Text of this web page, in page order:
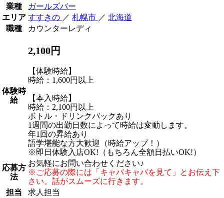
業種
ガールズバー
エリア すすきの ／ 札幌市 ／ 北海道
職種
カウンターレディ
体験時
給
2,100円
【体験時給】
時給：1,600円以上
【本入時給】
時給：2,100円以上
ボトル・ドリンクバックあり
1週間の出勤日数によって時給は変動します。
年1回の昇給あり
語学堪能な方大歓迎（時給アップ！）
※即日体験入店OK!（もちろん全額日払いOK!）
応募方
法
お気軽にお問い合わせください♪
※ご応募の際には「キャバキャバを見て」とお伝え下
さい。話がスムーズに行きます。
担当
求人担当